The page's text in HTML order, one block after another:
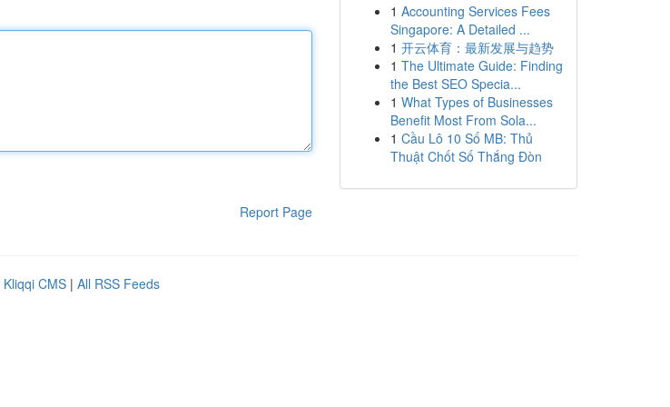
Report Page
1 Accounting Services Fees
Singapore: A Detailed ...
1 开云体育：最新发展与趋势
1 The Ultimate Guide: Finding
the Best SEO Specia...
1 What Types of Businesses
Benefit Most From Sola...
1 Cầu Lô 10 Số MB: Thủ
Thuật Chốt Số Thắng Đòn
Kliqqi CMS | All RSS Feeds